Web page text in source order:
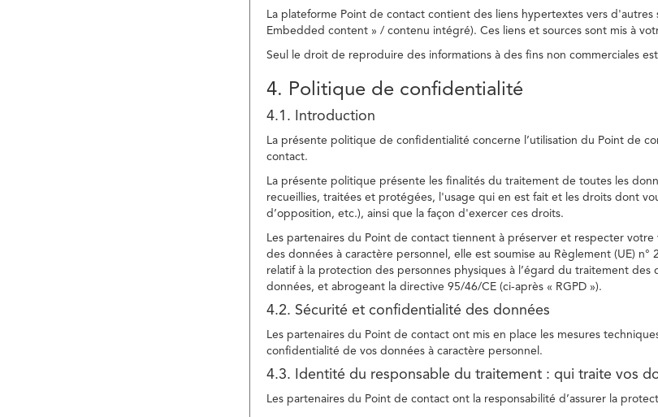
La plateforme Point de contact contient des liens hypertextes vers
Embedded content » / contenu intégré). Ces liens et sources sont mis à
Seul le droit de reproduire des informations à des fins non commerciales
4. Politique de confidentialité
4.1. Introduction
La présente politique de confidentialité concerne l’utilisation du Point de
contact.
La présente politique présente les finalités du traitement de toutes les
recueillies, traitées et protégées, l'usage qui en est fait et les droits dont
d’opposition, etc.), ainsi que la façon d'exercer ces droits.
Les partenaires du Point de contact tiennent à préserver et respecter
des données à caractère personnel, elle est soumise au Règlement (UE)
relatif à la protection des personnes physiques à l’égard du traitement
données, et abrogeant la directive 95/46/CE (ci-après « RGPD »).
4.2. Sécurité et confidentialité des données
Les partenaires du Point de contact ont mis en place les mesures
confidentialité de vos données à caractère personnel.
4.3. Identité du responsable du traitement : qui traite vos
Les partenaires du Point de contact ont la responsabilité d’assurer la